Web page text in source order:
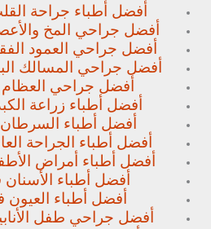
أفضل أطباء جراحة
أفضل جراحي المخ
أفضل جراحي العمود
أفضل جراحي المسالك
أفضل جراحي العظام
أفضل أطباء زراعة
أفضل أطباء السرطان
أفضل أطباء الجراحة
أفضل أطباء أمراض
أفضل أطباء الأسنان
أفضل أطباء العيون
أفضل جراحي طفل